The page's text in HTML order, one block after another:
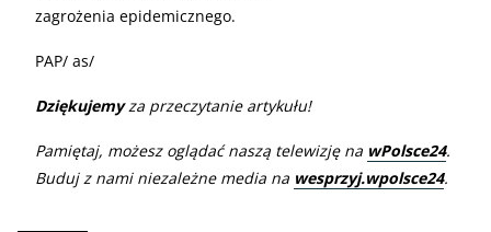
zagrożenia epidemicznego.
PAP/ as/
Dziękujemyza przeczytanie artykułu!
Pamiętaj, możesz oglądać naszą telewizję na wPolsce24.
Buduj z nami niezależne media na wesprzyj.wpolsce24.